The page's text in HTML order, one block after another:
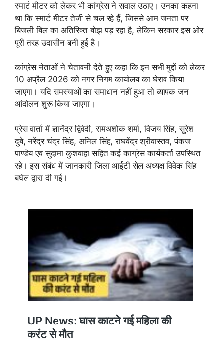
स्मार्ट मीटर को लेकर भी कांग्रेस ने सवाल उठाए। उनका कहना
था कि स्मार्ट मीटर तेजी से चल रहे हैं, जिससे आम जनता पर
बिजली बिल का अतिरिक्त बोझ पड़ रहा है, लेकिन सरकार इस ओर
पूरी तरह उदासीन बनी हुई है।
कांग्रेस नेताओं ने चेतावनी देते हुए कहा कि इन सभी मुद्दों को लेकर
10 अप्रैल 2026 को नगर निगम कार्यालय का घेराव किया
जाएगा। यदि समस्याओं का समाधान नहीं हुआ तो व्यापक जन
आंदोलन शुरू किया जाएगा।
प्रेस वार्ता में ज्ञानेंद्र द्विवेदी, रामअशोक शर्मा, विजय सिंह, सुरेश
दुबे, नरेंद्र चंद्र सिंह, अनिल सिंह, राघवेंद्र श्रीवास्तव, पंकज
पाण्डेय एवं सुदामा कुशवाहा सहित कई कांग्रेस कार्यकर्ता उपस्थित
रहे। इस संबंध में जानकारी जिला आईटी सेल अध्यक्ष विवेक सिंह
बघेल द्वारा दी गई।